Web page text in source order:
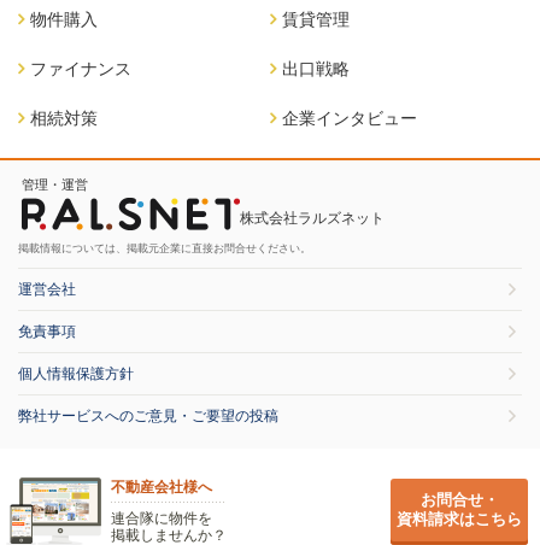
物件購入 賃貸管理
ファイナンス 出口戦略
相続対策 企業インタビュー
管理・運営
株式会社ラルズネット
掲載情報については、掲載元企業に直接お問合せください。
運営会社
免責事項
個人情報保護方針
弊社サービスへのご意見・ご要望の投稿
不動産会社様へ
連合隊に物件を
掲載しませんか？
お問合せ・
資料請求はこちら